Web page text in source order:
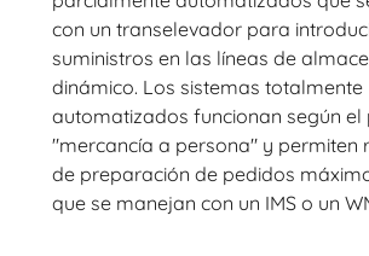
con un transelevador para
suministros en las líneas de
dinámico. Los sistemas totalmente
automatizados funcionan según el
"mercancía a persona" y permiten
de preparación de pedidos
que se manejan con un IMS o un